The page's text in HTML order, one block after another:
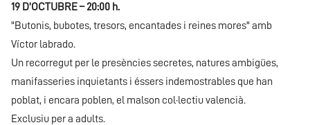
19 D’OCTUBRE – 20:00 h.
"Butonis, bubotes, tresors, encantades i reines mores" amb
Víctor labrado.
Un recorregut per le presències secretes, natures ambigües,
manifasseries inquietants i éssers indemostrables que han
poblat, i encara poblen, el malson col·lectiu valencià.
Exclusiu per a adults.